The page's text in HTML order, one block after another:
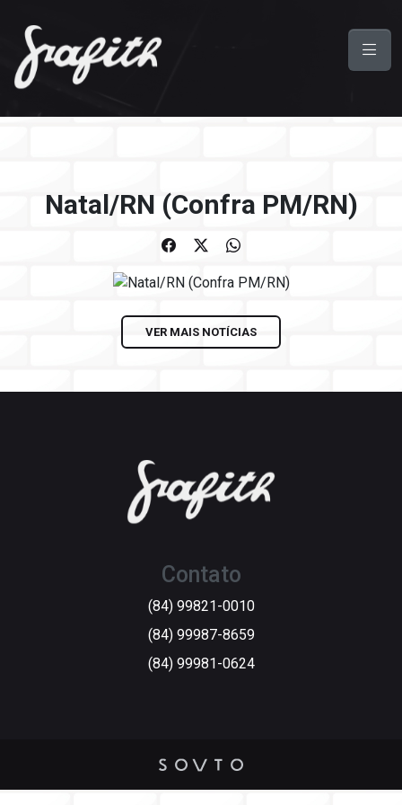
Natal/RN (Confra PM/RN)
VER MAIS NOTÍCIAS
Contato
(84) 99821-0010
(84) 99987-8659
(84) 99981-0624